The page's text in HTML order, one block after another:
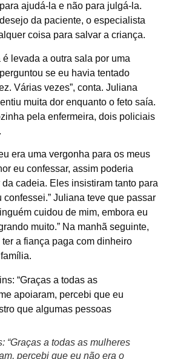
ajudá-la e não para julgá-la.
da paciente, o especialista
coisa para salvar a criança.
levada a outra sala por uma
se eu havia tentado
Várias vezes”, conta. Juliana
muita dor enquanto o feto saía.
pela enfermeira, dois policiais
era uma vergonha para os meus
eu confessar, assim poderia
cadeia. Eles insistiram tanto para
confessei.” Juliana teve que passar
cuidou de mim, embora eu
muito.” Na manhã seguinte,
a fiança paga com dinheiro
“Graças a todas as mulheres
percebi que eu não era o